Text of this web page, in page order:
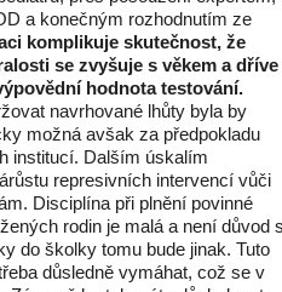
a konečným rozhodnutím ze
komplikuje skutečnost, že
se zvyšuje s věkem a dříve
hodnota testování.
navrhované lhůty byla by
možná avšak za předpokladu
institucí. Dalším úskalím
represivních intervencí vůči
Disciplína při plnění povinné
rodin je malá a není důvod
do školky tomu bude jinak. Tuto
důsledně vymáhat, což se v